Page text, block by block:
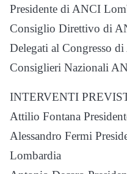
Presidente di ANCI
Consiglio Direttivo di
Delegati al Congresso
Consiglieri Nazionali
INTERVENTI
Attilio Fontana
Alessandro Fermi
Lombardia